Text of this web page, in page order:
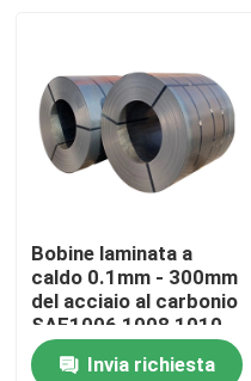
Casa
Bobine laminata a
caldo 0.1mm - 300mm
del acciaio al carbonio
SAE1006 1008 1010
Invia richiesta